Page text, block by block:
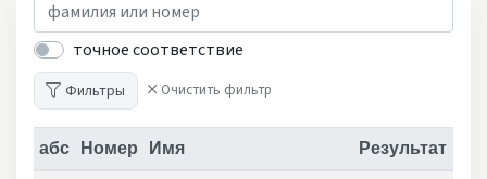
точное соответствие
Фильтры Очистить фильтр
абс Номер Имя Результат